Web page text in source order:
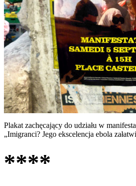
Plakat zachęcający do udziału w
„Imigranci? Jego ekscelencja ebola
****